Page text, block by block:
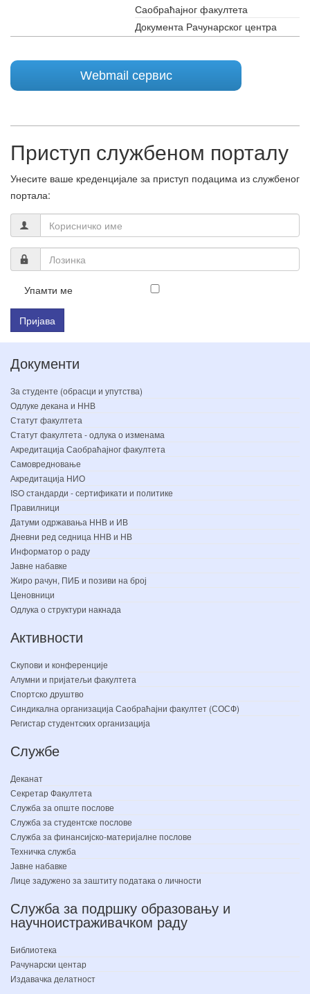
Саобраћајног факултета
Документа Рачунарског центра
Webmail сервис
Приступ службеном порталу
Унесите ваше креденцијале за приступ подацима из службеног
портала:
Упамти ме
Пријава
Документи
За студенте (обрасци и упутства)
Одлуке декана и ННВ
Статут факултета
Статут факултета - одлука о изменама
Акредитација Саобраћајног факултета
Самовредновање
Акредитација НИО
ISO стандарди - сертификати и политике
Правилници
Датуми одржавања ННВ и ИВ
Дневни ред седница ННВ и НВ
Информатор о раду
Јавне набавке
Жиро рачун, ПИБ и позиви на број
Ценовници
Одлука о структури накнада
Активности
Скупови и конференције
Алумни и пријатељи факултета
Спортско друштво
Синдикална организација Саобраћајни факултет (СОСФ)
Регистар студентских организација
Службе
Деканат
Секретар Факултета
Служба за опште послове
Служба за студентске послове
Служба за финансијско-материјалне послове
Техничка служба
Јавне набавке
Лице задужено за заштиту података о личности
Служба за подршку образовању и
научноистраживачком раду
Библиотека
Рачунарски центар
Издавачка делатност